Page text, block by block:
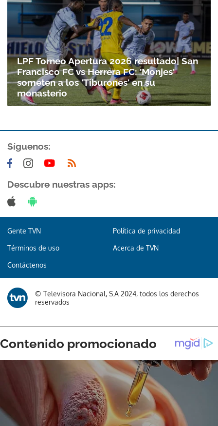
LPF Torneo Apertura 2026 resultado| San
Francisco FC vs Herrera FC: 'Monjes'
someten a los 'Tiburones' en su
monasterio
Síguenos:
Descubre nuestras apps:
Gente TVN Política de privacidad
Términos de uso Acerca de TVN
Contáctenos
© Televisora Nacional, S.A 2024, todos los derechos
reservados